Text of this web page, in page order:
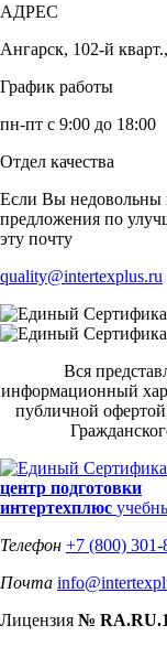
АДРЕС
Ангарск, 102-й
График работы
пн-пт с 9:00 до 18:00
Отдел качества
Если Вы недовольны
предложения по
эту почту
quality@intertexplus.ru
Вся
информационный
публичной
центр подготовки
интертехплюс
Телефон +7 (800) 301-
Почта
Лицензия №